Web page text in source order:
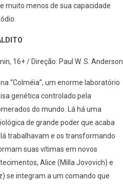
muito menos de sua capacidade
16+ / Direção: Paul W. S. Anderson
“Colméia”, um enorme laboratório
genética controlado pela
do mundo. Lá há uma
de grande poder que acaba
trabalhavam e os transformando
suas vítimas em novos
Alice (Milla Jovovich) e
se integram a um comando que